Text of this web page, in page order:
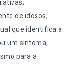
de idosos;
que identifica a
um sintoma,
para a